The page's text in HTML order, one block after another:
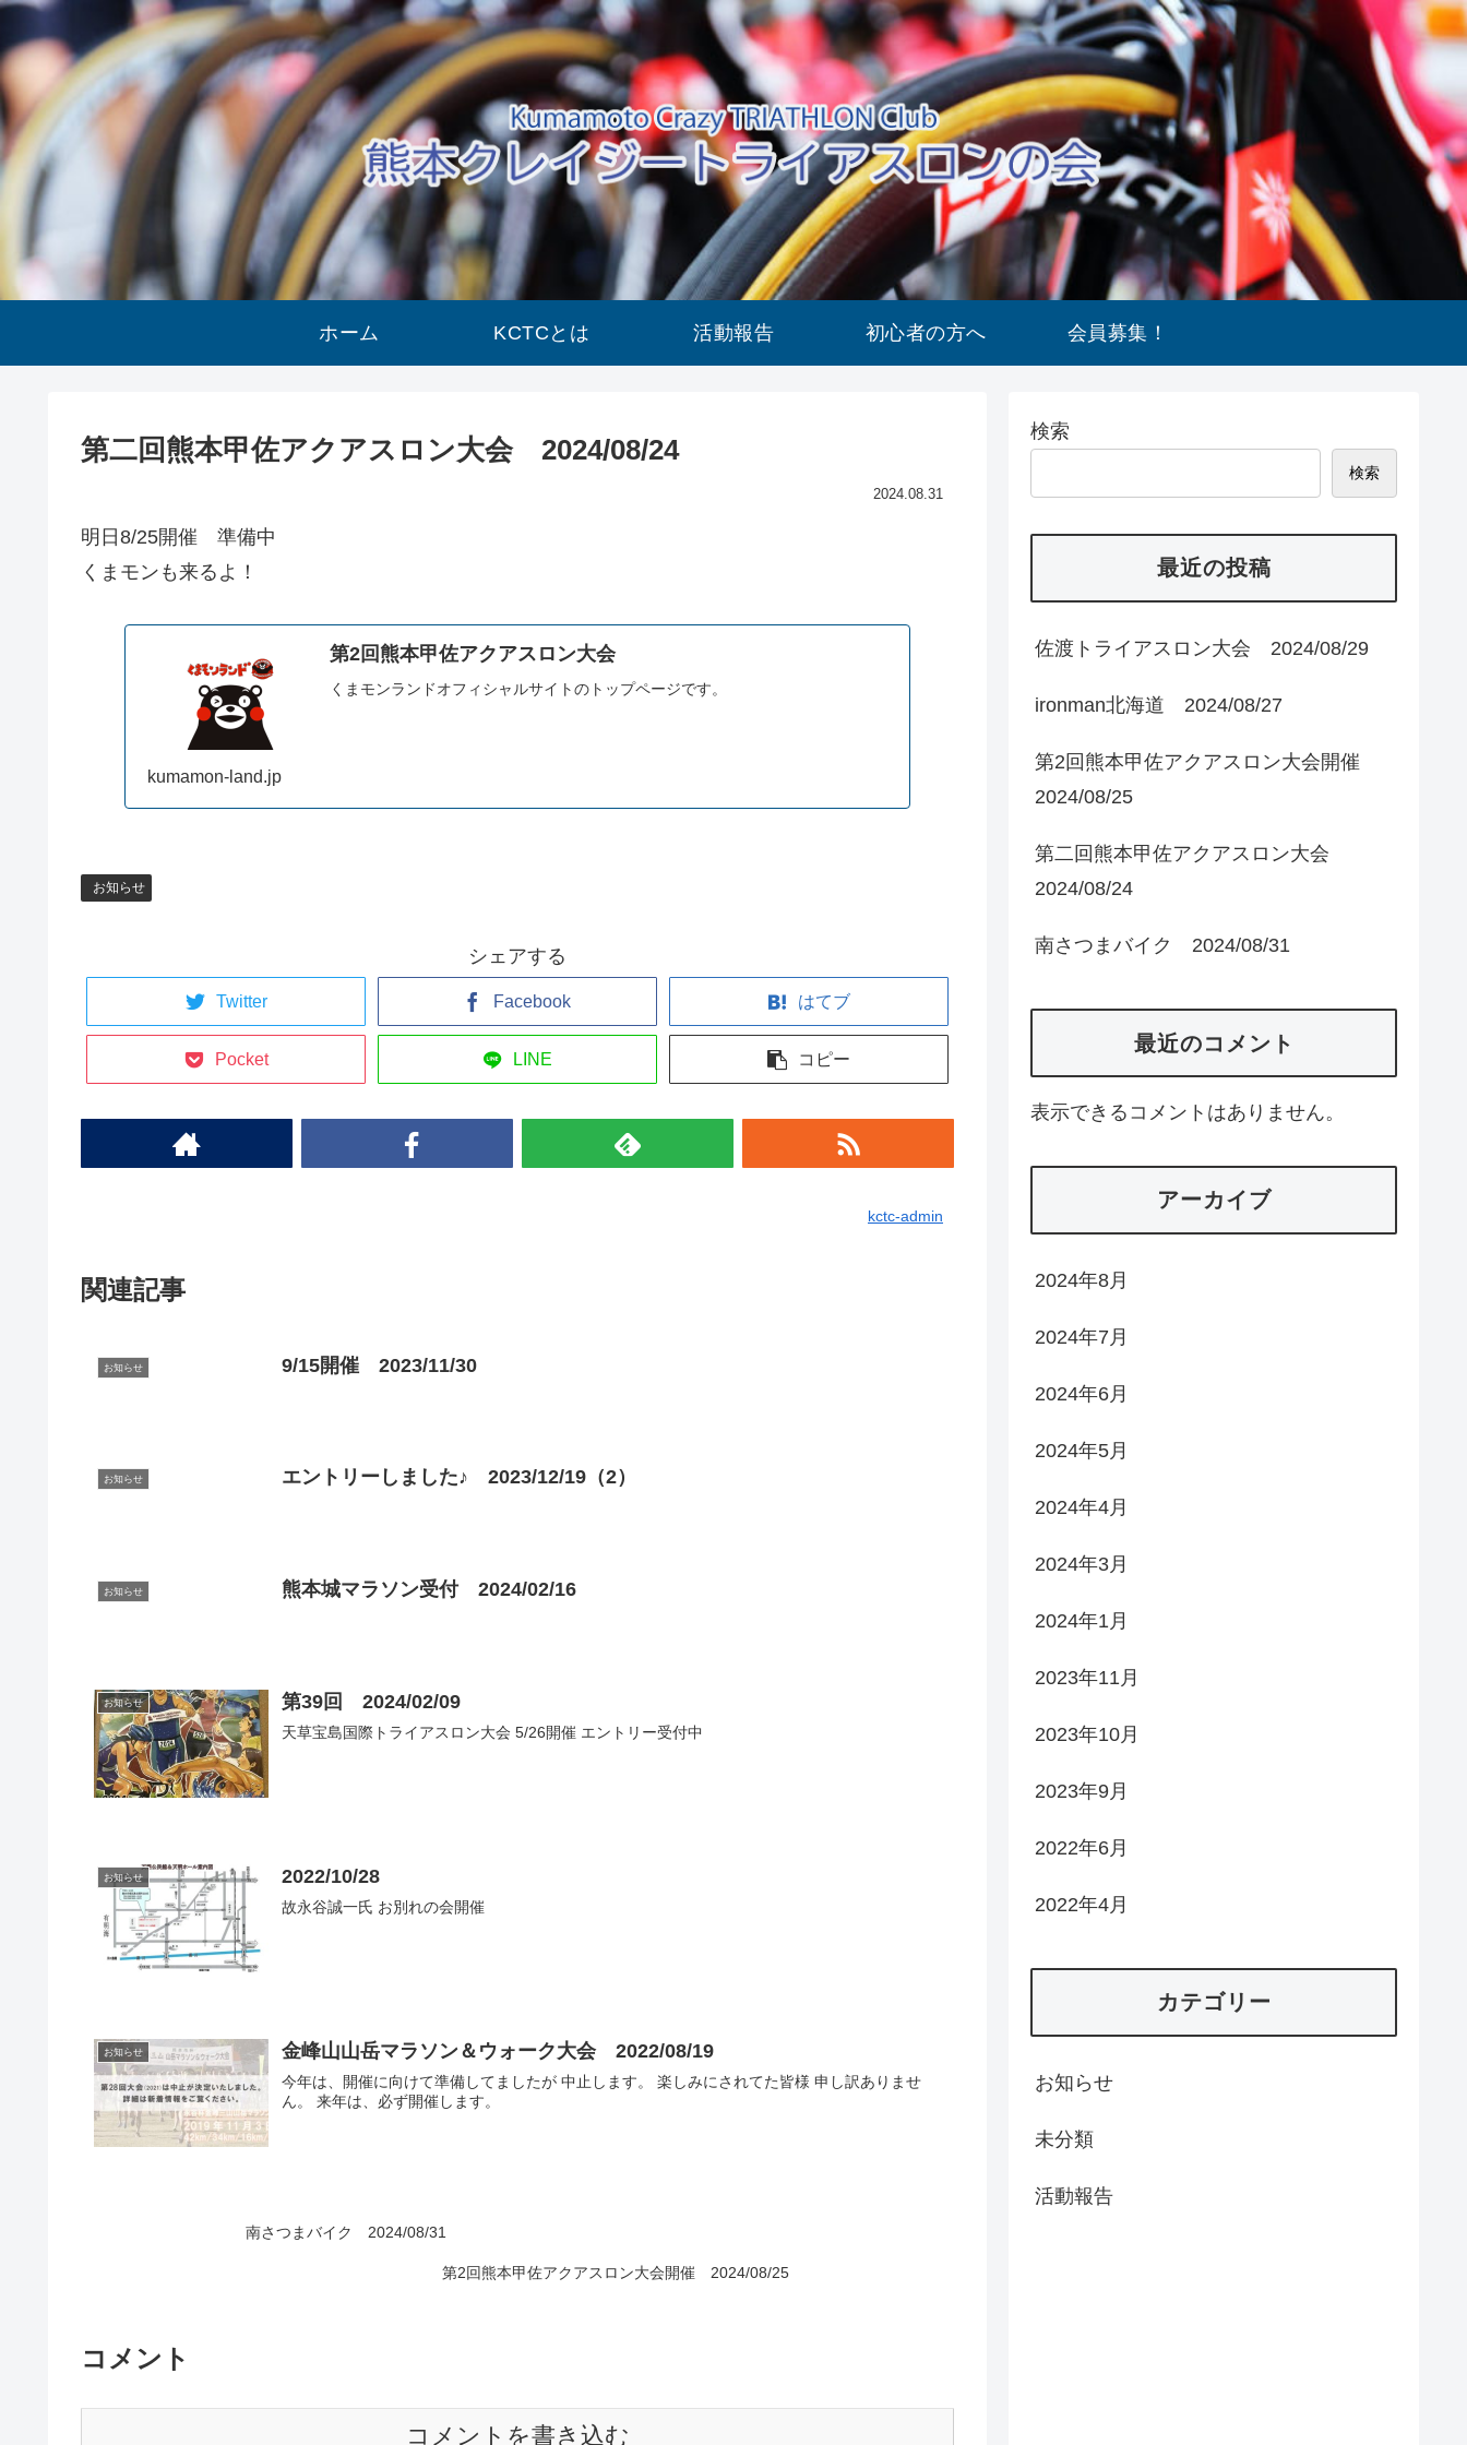
ホーム KCTCとは 活動報告 初心者の方へ 会員募集！
第二回熊本甲佐アクアスロン大会 2024/08/24
2024.08.31
明日8/25開催 準備中
くまモンも来るよ！
第2回熊本甲佐アクアスロン大会
くまモンランドオフィシャルサイトのトップページです。
kumamon-land.jp
お知らせ
シェアする
Twitter Facebook はてブ
Pocket LINE コピー
kctc-admin
関連記事
お知らせ 9/15開催 2023/11/30
お知らせ エントリーしました♪ 2023/12/19（2）
お知らせ 熊本城マラソン受付 2024/02/16
お知らせ 第39回 2024/02/09
天草宝島国際トライアスロン大会 5/26開催 エントリー受付中
お知らせ 2022/10/28
故永谷誠一氏 お別れの会開催
お知らせ 金峰山山岳マラソン＆ウォーク大会 2022/08/19
今年は、開催に向けて準備してましたが 中止します。 楽しみにされてた皆様 申し訳ありませ
ん。 来年は、必ず開催します。
南さつまバイク 2024/08/31
第2回熊本甲佐アクアスロン大会開催 2024/08/25
コメント
コメントを書き込む
検索
検索
最近の投稿
佐渡トライアスロン大会 2024/08/29
ironman北海道 2024/08/27
第2回熊本甲佐アクアスロン大会開催
2024/08/25
第二回熊本甲佐アクアスロン大会
2024/08/24
南さつまバイク 2024/08/31
最近のコメント
表示できるコメントはありません。
アーカイブ
2024年8月
2024年7月
2024年6月
2024年5月
2024年4月
2024年3月
2024年1月
2023年11月
2023年10月
2023年9月
2022年6月
2022年4月
カテゴリー
お知らせ
未分類
活動報告